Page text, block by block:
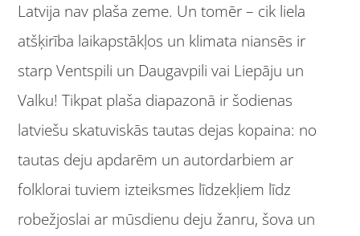
Latvija nav plaša zeme. Un tomēr – cik liela
atšķirība laikapstākļos un klimata niansēs ir
starp Ventspili un Daugavpili vai Liepāju un
Valku! Tikpat plaša diapazonā ir šodienas
latviešu skatuviskās tautas dejas kopaina: no
tautas deju apdarēm un autordarbiem ar
folklorai tuviem izteiksmes līdzekļiem līdz
robežjoslai ar mūsdienu deju žanru, šova un